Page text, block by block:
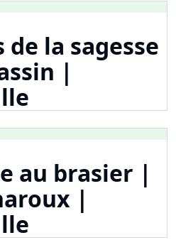
de la sagesse
|
au brasier |
|